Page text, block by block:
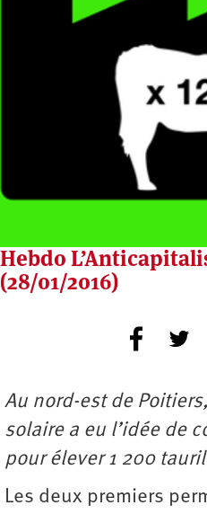
Hebdo
(28/01/2016)
Au nord-est de
solaire a eu l’idée de
pour élever 1 200
Les deux premiers